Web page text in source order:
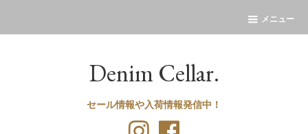
メニュー
Denim Cellar.
セール情報や入荷情報発信中！